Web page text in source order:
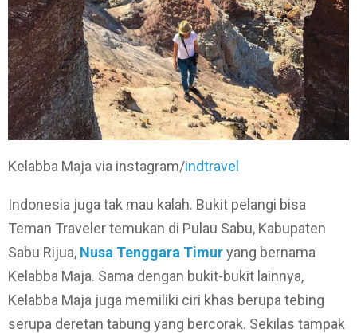
Kelabba Maja via instagram/indtravel
Indonesia juga tak mau kalah. Bukit pelangi bisa
Teman Traveler temukan di Pulau Sabu, Kabupaten
Sabu Rijua, Nusa Tenggara Timuryang bernama
Kelabba Maja. Sama dengan bukit-bukit lainnya,
Kelabba Maja juga memiliki ciri khas berupa tebing
serupa deretan tabung yang bercorak. Sekilas tampak